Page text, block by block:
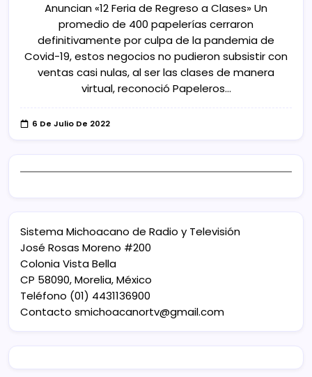
Anuncian «12 Feria de Regreso a Clases» Un
promedio de 400 papelerías cerraron
definitivamente por culpa de la pandemia de
Covid-19, estos negocios no pudieron subsistir con
ventas casi nulas, al ser las clases de manera
virtual, reconoció Papeleros…
6 De Julio De 2022
Sistema Michoacano de Radio y Televisión
José Rosas Moreno #200
Colonia Vista Bella
CP 58090, Morelia, México
Teléfono (01) 4431136900
Contacto smichoacanortv@gmail.com